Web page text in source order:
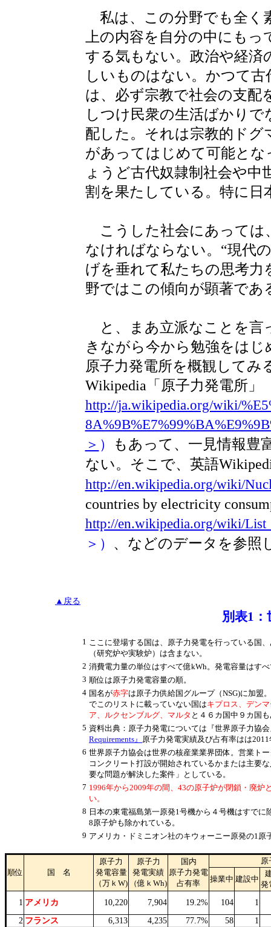
私は、この分野でも全く
上の内容を自分の中にも
する気もない。政治や経済
しいものはない。かつて
は、必ず宗教で社会の支配
しつけ民衆の生活ばかり
配した。それは宗教的ドグ
があってはじめて可能とな
ょうど古代奴隷制社会や中
割を果たしている。特に日
こうした社会にあっては
なければならない。“現代
げを垂れて私たちの思考力
野ではこの傾向が顕著であ
と、まあ立派なことを言
きながら今から勉強をは
原子力発電所を概観してみ
Wikipedia「原子力発電所」
http://ja.wikipedia.org/wiki/
＞ ）
もあって、一見情報豊
ない。そこで、英語
http://en.wikipedia.org/wiki/
countries by electricity
http://en.wikipedia.org/wiki/
＞） 、などのデータを参照
▲戻る
別表1
1 ここに登場する国は、原子力発電を行っている国
（研究炉や実験炉）は含まない。
2 消費電力量の単位はすべて億kWh。発電容量はす
3 順位は原子力発電容量の順。
4 国名が赤字は原子力供給国グループ（NSG)に加盟
でこのリストに載っていない国はキプロス、デン
ア、ルクセンブルグ、マルタ と４６カ国中９カ国
5 資料出典：原子力発電については『世界原子力協
Requirements』 原子力発電実績及び占有率はは
6 世界原子力協会は世界の核産業業界団体。営業ト
コンクリート打設が開始されているかまたは主要
要な問題が解決した案件」としている。
7 1996年から2009年の間、43の原子炉が閉鎖・廃
い。
8 日本の東電福島第一原発1号機から４号機はすで
8原子炉も除かれている。
9 アメリカ・ドミニオン社のキウォーニー原発の1原
順位 国 名
原子力
発電容量
（万ｋW)
原子力
発電実績
（億ｋWh)
国内
原子力発電
占有率
原
操業中 建設中
発
1 アメリカ 10,220 7,904 19.2% 104
1
2 フランス 6,313 4,235 77.7% 58
1